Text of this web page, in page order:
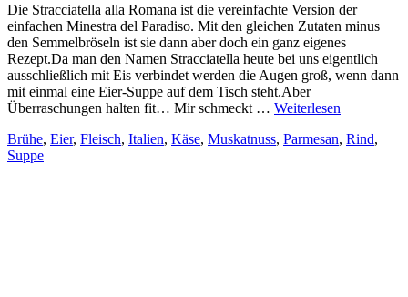
Die Stracciatella alla Romana ist die vereinfachte Version der
einfachen Minestra del Paradiso. Mit den gleichen Zutaten minus
den Semmelbröseln ist sie dann aber doch ein ganz eigenes
Rezept.Da man den Namen Stracciatella heute bei uns eigentlich
ausschließlich mit Eis verbindet werden die Augen groß, wenn dann
mit einmal eine Eier-Suppe auf dem Tisch steht.Aber
Überraschungen halten fit… Mir schmeckt … Weiterlesen
Brühe, Eier, Fleisch, Italien, Käse, Muskatnuss, Parmesan, Rind,
Suppe